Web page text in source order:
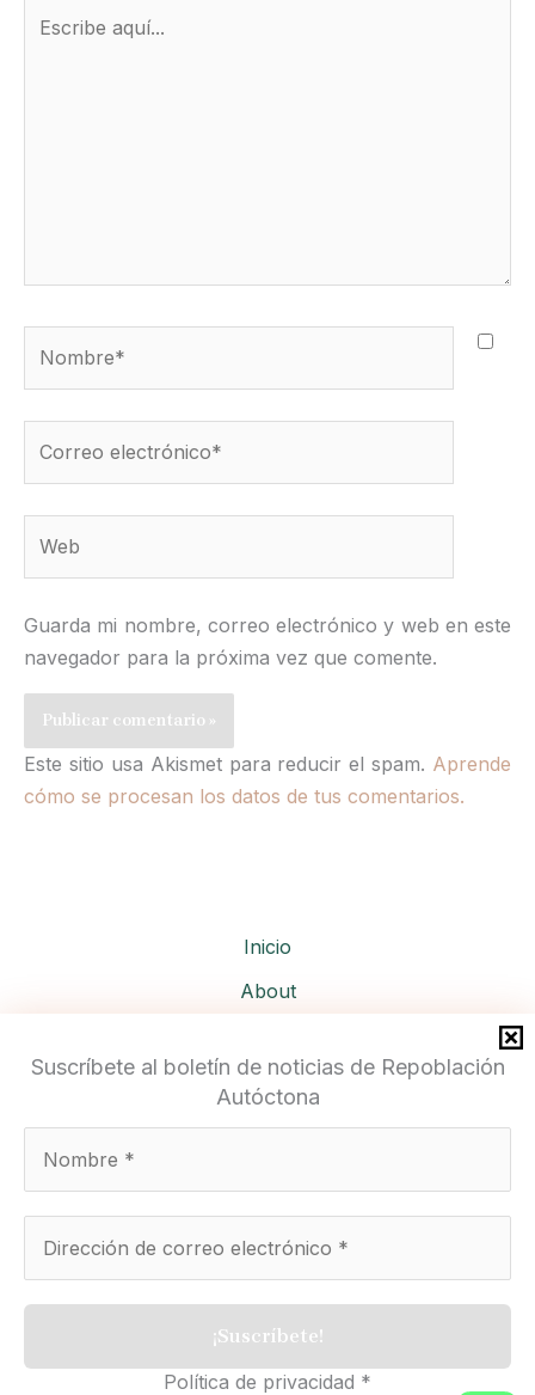
Suscríbete al boletín de noticias de Repoblación
Autóctona
Política de privacidad *
Guarda mi nombre, correo electrónico y web en este
navegador para la próxima vez que comente.
Este sitio usa Akismet para reducir el spam. Aprende
cómo se procesan los datos de tus comentarios.
Inicio
About
Repoblación Autóctona